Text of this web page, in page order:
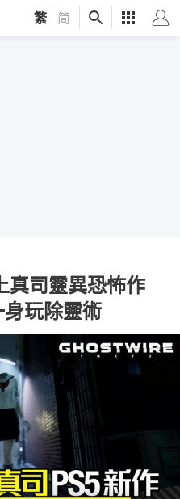
繁 简
司靈異恐怖作
玩除靈術